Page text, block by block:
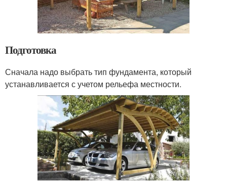
Подготовка
Сначала надо выбрать тип фундамента, который
устанавливается с учетом рельефа местности.